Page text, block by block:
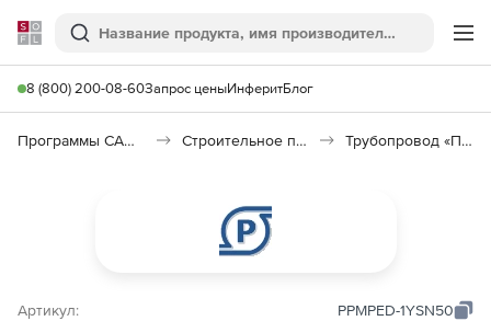
Softline
Поиск
8 (800) 200-08-60Запрос ценыИнферитБлог
Программы САПР и ГИС Строительное программное обеспечение Трубопровод «ПАССАТ»
Артикул: PPMPED-1YSN50